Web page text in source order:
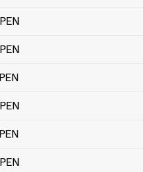
PEN
PEN
PEN
PEN
PEN
PEN